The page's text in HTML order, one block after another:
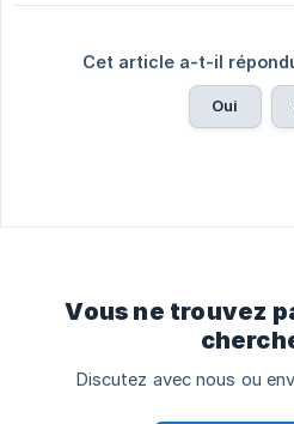
Cet article a-t-il
Oui
Vous ne trouvez
Discutez avec nous ou